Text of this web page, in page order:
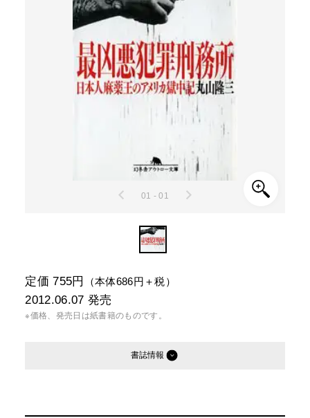
01 - 01
定価 755円 （本体686円＋税）
2012.06.07 発売
※価格、発売日は紙書籍のものです。
書誌情報